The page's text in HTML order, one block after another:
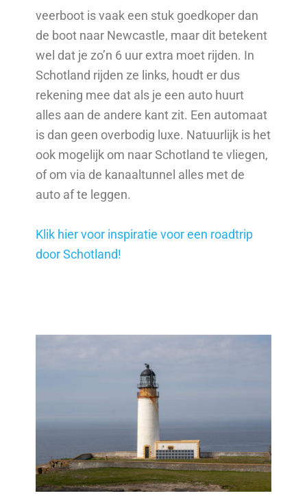
veerboot is vaak een stuk goedkoper dan
de boot naar Newcastle, maar dit betekent
wel dat je zo’n 6 uur extra moet rijden. In
Schotland rijden ze links, houdt er dus
rekening mee dat als je een auto huurt
alles aan de andere kant zit. Een automaat
is dan geen overbodig luxe. Natuurlijk is het
ook mogelijk om naar Schotland te vliegen,
of om via de kanaaltunnel alles met de
auto af te leggen.
Klik hier voor inspiratie voor een roadtrip
door Schotland!